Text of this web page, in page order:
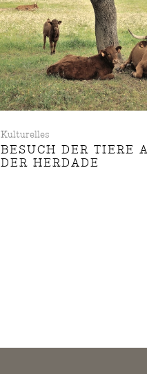
Kulturelles
BESUCH DER TIERE
DER HERDADE